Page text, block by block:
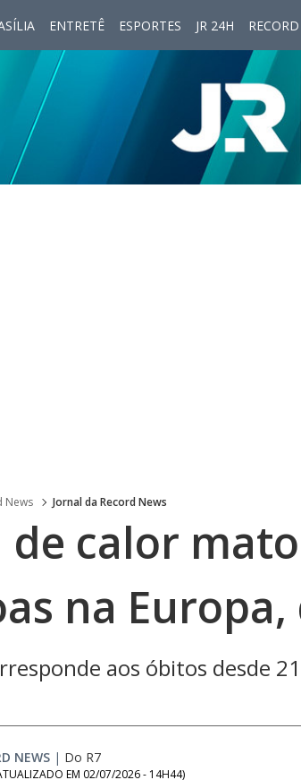
ENTRETÊ ESPORTES JR 24H RECORD
News Jornal da Record News
de calor
na Europa,
aos óbitos desde
NEWS | Do R7
EM 02/07/2026 - 14H44)